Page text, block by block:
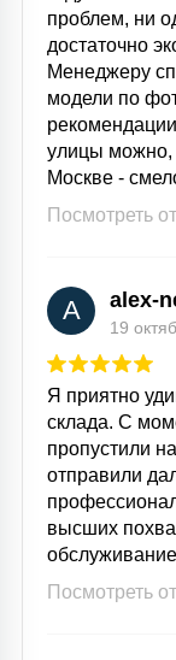
проблем, ни
достаточно
Менеджеру
модели по
улицы можно,
Москве -
Посмотреть
A alex-
19
Я приятно
склада. С
пропустили
отправили
высших
Посмотреть